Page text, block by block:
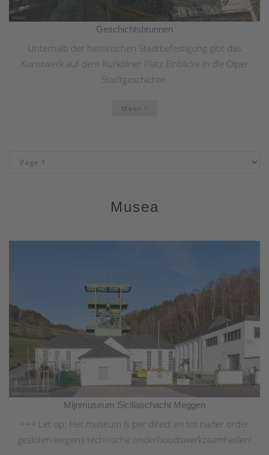
Geschichtsbrunnen
Unterhalb der historischen Stadtbefestigung gibt das
Kunstwerk auf dem Kurkölner Platz Einblicke in die Olper
Stadtgeschichte.
Meer
Musea
Mijnmuseum Siciliaschacht Meggen
+++ Let op: Het museum is per direct en tot nader order
gesloten wegens technische onderhoudswerkzaamheden!